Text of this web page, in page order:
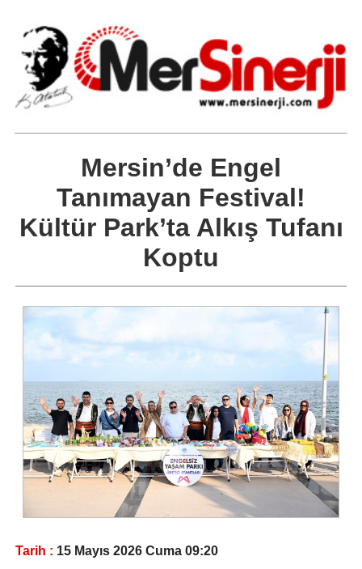
Mersin’de Engel
Tanımayan Festival!
Kültür Park’ta Alkış Tufanı
Koptu
Tarih : 15 Mayıs 2026 Cuma 09:20